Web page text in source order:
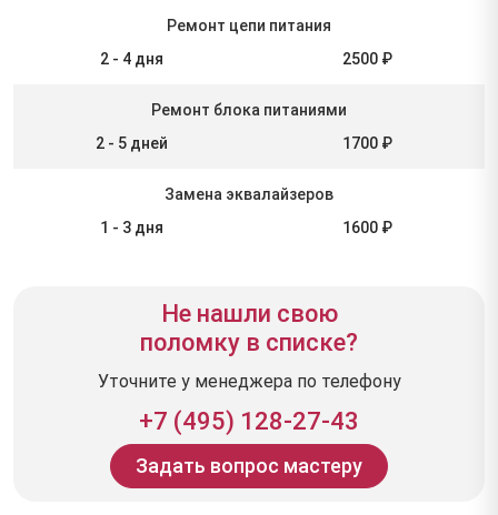
Ремонт цепи питания
2 - 4 дня
2500 ₽
Ремонт блока питаниями
2 - 5 дней
1700 ₽
Замена эквалайзеров
1 - 3 дня
1600 ₽
Не нашли свою
поломку в списке?
Уточните у менеджера по телефону
+7 (495) 128-27-43
Задать вопрос мастеру